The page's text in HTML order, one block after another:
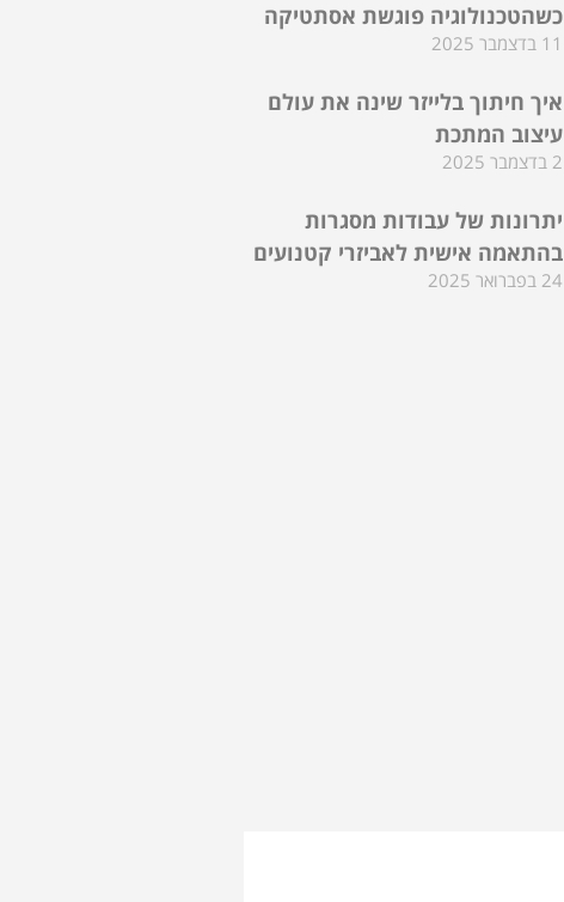
כשהטכנולוגיה פוגשת אסתטיקה
11 בדצמבר 2025
איך חיתוך בלייזר שינה את עולם
עיצוב המתכת
2 בדצמבר 2025
יתרונות של עבודות מסגרות
בהתאמה אישית לאביזרי קטנועים
24 בפברואר 2025